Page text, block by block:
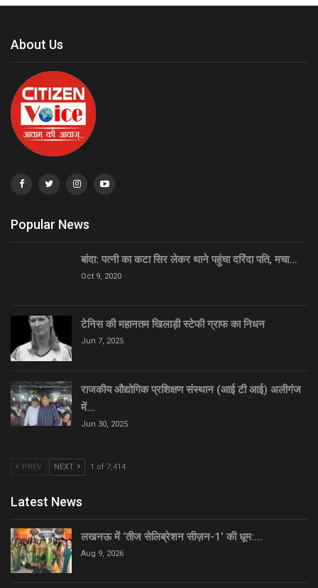
About Us
Popular News
बांदा: पत्नी का कटा सिर लेकर थाने पहुंचा दरिंदा पति, मचा…
Oct 9, 2020
टेनिस की महानतम खिलाड़ी स्टेफी ग्राफ का निधन
Jun 7, 2025
राजकीय औद्योगिक प्रशिक्षण संस्थान (आई टी आई) अलीगंज
में…
Jun 30, 2025
PREV NEXT 1 of 7,414
Latest News
लखनऊ में ‘तीज सेलिब्रेशन सीज़न-1’ की धूम:…
Aug 9, 2026